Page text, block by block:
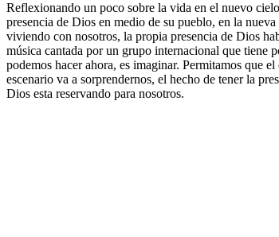
Reflexionando un poco sobre la vida en el nuevo
presencia de Dios en medio de su pueblo, en la
viviendo con nosotros, la propia presencia de Dios
música cantada por un grupo internacional que
podemos hacer ahora, es imaginar. Permitamos que
escenario va a sorprendernos, el hecho de tener la
Dios esta reservando para nosotros.